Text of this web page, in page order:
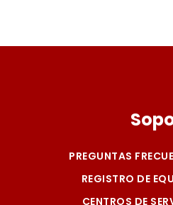
PREGUNTAS
REGISTRO DE
CENTROS DE